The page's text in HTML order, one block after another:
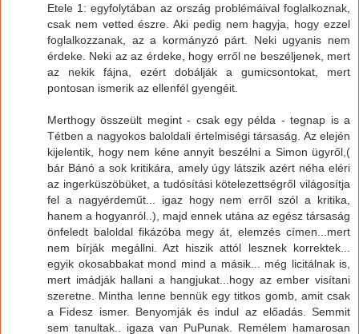
Etele 1: egyfolytában az ország problémáival foglalkoznak,
csak nem vetted észre. Aki pedig nem hagyja, hogy ezzel
foglalkozzanak, az a kormányzó párt. Neki ugyanis nem
érdeke. Neki az az érdeke, hogy erről ne beszéljenek, mert
az nekik fájna, ezért dobálják a gumicsontokat, mert
pontosan ismerik az ellenfél gyengéit.
Merthogy összeült megint - csak egy példa - tegnap is a
Tétben a nagyokos baloldali értelmiségi társaság. Az elején
kijelentik, hogy nem kéne annyit beszélni a Simon ügyről,(
bár Bánó a sok kritikára, amely úgy látszik azért néha eléri
az ingerküszöbüket, a tudósítási kötelezettségről világosítja
fel a nagyérdeműt... igaz hogy nem erről szól a kritika,
hanem a hogyanról..), majd ennek utána az egész társaság
önfeledt baloldal fikázóba megy át, elemzés címen...mert
nem bírják megállni. Azt hiszik attól lesznek korrektek...
egyik okosabbakat mond mind a másik... még licitálnak is,
mert imádják hallani a hangjukat...hogy az ember visítani
szeretne. Mintha lenne bennük egy titkos gomb, amit csak
a Fidesz ismer. Benyomják és indul az előadás. Semmit
sem tanultak.. igaza van PuPunak. Remélem hamarosan